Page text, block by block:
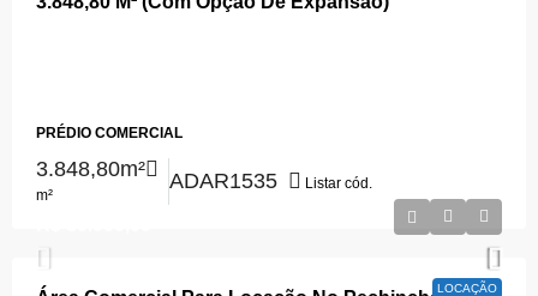
PRÉDIO COMERCIAL
3.848,80m²
m²
ADAR1535 Listar cód.
LOCAÇÃO